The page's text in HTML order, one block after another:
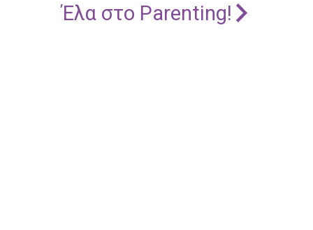
Έλα στο Parenting!